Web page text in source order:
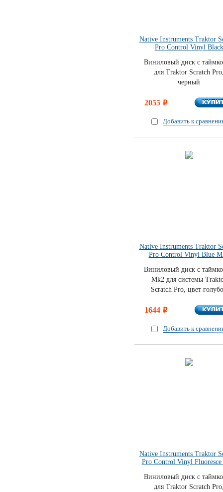
Native Instruments Traktor
Pro Control Vinyl Black
Виниловый диск с
для Traktor Scratch
черный
2055 i
Добавить к
Native Instruments Traktor
Pro Control Vinyl Blue
Виниловый диск с
Mk2 для системы
Scratch Pro, цвет
1644 i
Добавить к
Native Instruments Traktor
Pro Control Vinyl Fluoresce
Виниловый диск с
для Traktor Scratch